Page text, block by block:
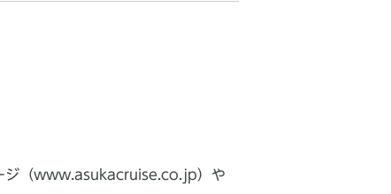
ジ（www.asukacruise.co.jp）や